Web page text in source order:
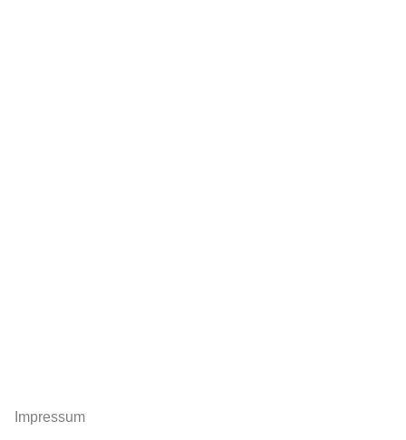
Impressum